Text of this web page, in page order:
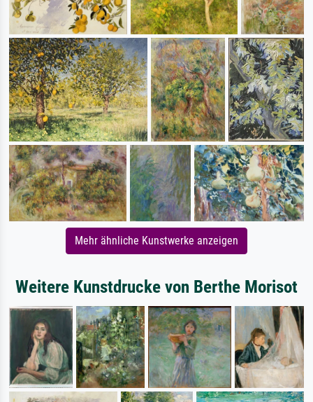
Mehr ähnliche Kunstwerke anzeigen
Weitere Kunstdrucke von Berthe Morisot